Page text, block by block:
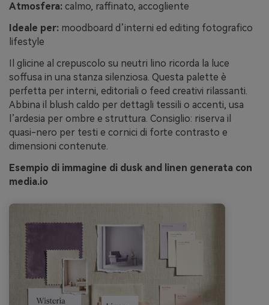
Atmosfera: calmo, raffinato, accogliente
Ideale per: moodboard d’interni ed editing fotografico
lifestyle
Il glicine al crepuscolo su neutri lino ricorda la luce
soffusa in una stanza silenziosa. Questa palette è
perfetta per interni, editoriali o feed creativi rilassanti.
Abbina il blush caldo per dettagli tessili o accenti, usa
l’ardesia per ombre e struttura. Consiglio: riserva il
quasi-nero per testi e cornici di forte contrasto e
dimensioni contenute.
Esempio di immagine di dusk and linen generata con
media.io